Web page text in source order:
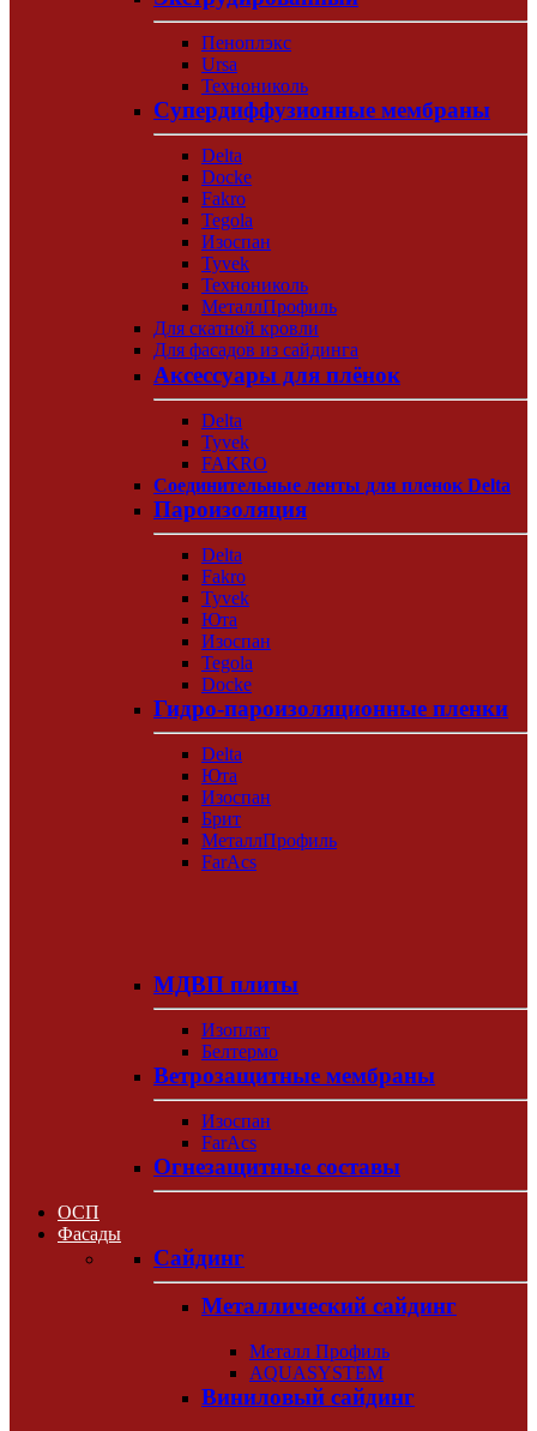
Пеноплэкс
Ursa
Технониколь
Супердиффузионные мембраны
Delta
Docke
Fakro
Tegola
Изоспан
Tyvek
Технониколь
МеталлПрофиль
Для скатной кровли
Для фасадов из сайдинга
Аксессуары для плёнок
Delta
Tyvek
FAKRO
Соединительные ленты для пленок Delta
Пароизоляция
Delta
Fakro
Tyvek
Юта
Изоспан
Tegola
Docke
Гидро-пароизоляционные пленки
Delta
Юта
Изоспан
Брит
МеталлПрофиль
FarAcs
МДВП плиты
Изоплат
Белтермо
Ветрозащитные мембраны
Изоспан
FarAcs
Огнезащитные составы
ОСП
Фасады
Сайдинг
Металлический сайдинг
Металл Профиль
AQUASYSTEM
Виниловый сайдинг